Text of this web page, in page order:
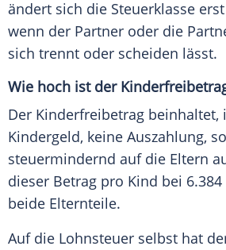
ändert sich die Steuerklasse
wenn der Partner oder die
sich trennt oder scheiden lässt.
Wie hoch ist der
Der Kinderfreibetrag beinhaltet,
Kindergeld, keine Auszahlung,
steuermindernd auf die Eltern
dieser Betrag pro Kind bei
beide Elternteile.
Auf die Lohnsteuer selbst hat